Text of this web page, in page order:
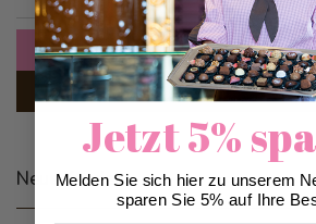
Anmelden
Passwort
Neue Kunden
Jetzt 5%
Melden Sie sich hier zu unserem
sparen Sie 5% auf Ihre